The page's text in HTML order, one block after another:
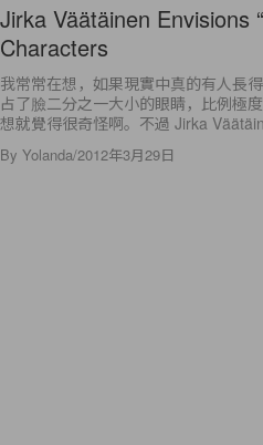
Jirka Väätäinen Envisions
Characters
我常常在想，如果現實中真的有人長
占了臉二分之一大小的眼睛，比例極
想就覺得很奇怪啊。不過 Jirka
By Yolanda/2012年3月29日